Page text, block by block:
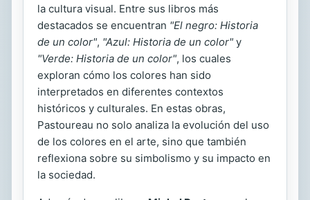
la cultura visual. Entre sus libros más
destacados se encuentran "El negro: Historia
de un color", "Azul: Historia de un color" y
"Verde: Historia de un color", los cuales
exploran cómo los colores han sido
interpretados en diferentes contextos
históricos y culturales. En estas obras,
Pastoureau no solo analiza la evolución del uso
de los colores en el arte, sino que también
reflexiona sobre su simbolismo y su impacto en
la sociedad.